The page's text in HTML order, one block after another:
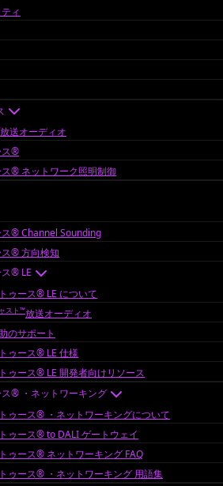
ィ
放送オーディオ
ス®
® ネットワーク照明制御
ス® Channel Sounding
® 方向検知
® LE
ゥース® LE について
スト™放送オーディオ
のサポート
ゥース® LE 仕様
ゥース® LE 開発者向けリソース
® ・ネットワーキング
ゥース® ・ネットワーキングについて
ゥース® to DALI ゲートウェイ
ゥース® ネットワーキング FAQ
ゥース® ・ネットワーキング 用語集